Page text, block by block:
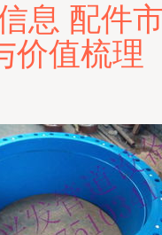
息 配件
价值梳理